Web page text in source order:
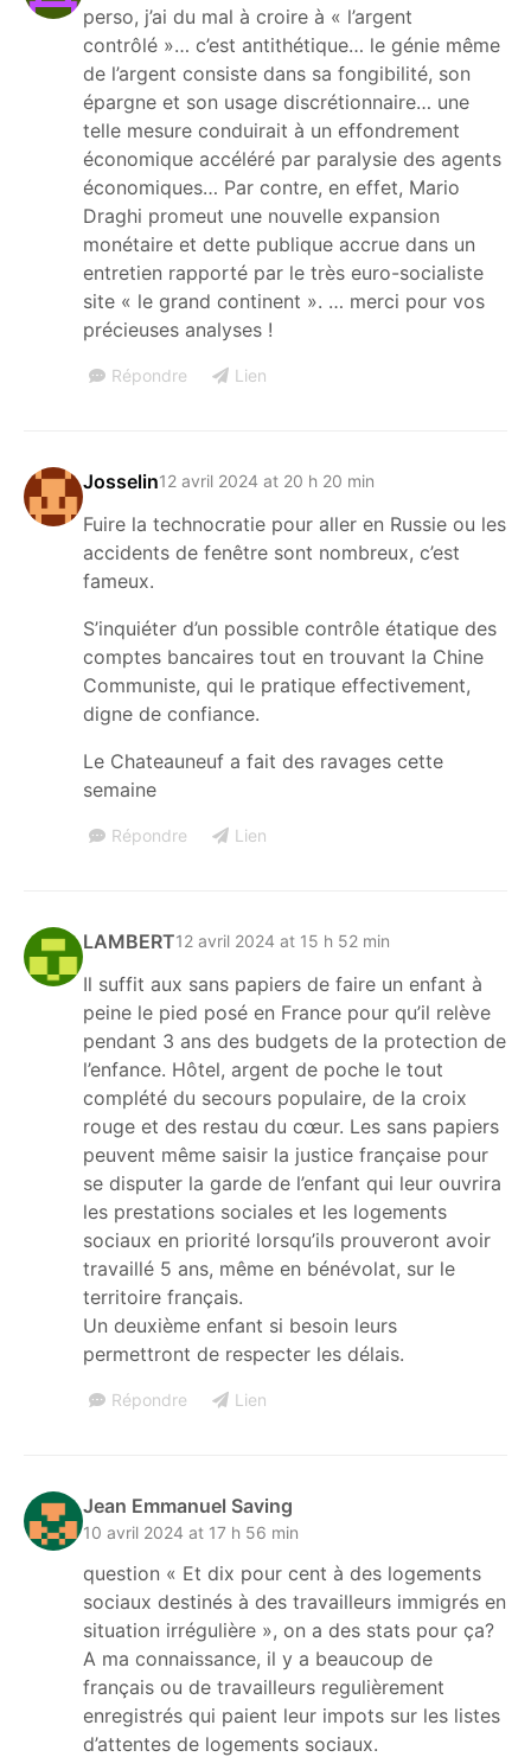
perso, j’ai du mal à croire à « l’argent
contrôlé »… c’est antithétique… le génie même
de l’argent consiste dans sa fongibilité, son
épargne et son usage discrétionnaire… une
telle mesure conduirait à un effondrement
économique accéléré par paralysie des agents
économiques… Par contre, en effet, Mario
Draghi promeut une nouvelle expansion
monétaire et dette publique accrue dans un
entretien rapporté par le très euro-socialiste
site « le grand continent ». … merci pour vos
précieuses analyses !
Répondre Lien
Josselin12 avril 2024 at 20 h 20 min
Fuire la technocratie pour aller en Russie ou les
accidents de fenêtre sont nombreux, c’est
fameux.
S’inquiéter d’un possible contrôle étatique des
comptes bancaires tout en trouvant la Chine
Communiste, qui le pratique effectivement,
digne de confiance.
Le Chateauneuf a fait des ravages cette
semaine
Répondre Lien
LAMBERT12 avril 2024 at 15 h 52 min
Il suffit aux sans papiers de faire un enfant à
peine le pied posé en France pour qu’il relève
pendant 3 ans des budgets de la protection de
l’enfance. Hôtel, argent de poche le tout
complété du secours populaire, de la croix
rouge et des restau du cœur. Les sans papiers
peuvent même saisir la justice française pour
se disputer la garde de l’enfant qui leur ouvrira
les prestations sociales et les logements
sociaux en priorité lorsqu’ils prouveront avoir
travaillé 5 ans, même en bénévolat, sur le
territoire français.
Un deuxième enfant si besoin leurs
permettront de respecter les délais.
Répondre Lien
Jean Emmanuel Saving
10 avril 2024 at 17 h 56 min
question « Et dix pour cent à des logements
sociaux destinés à des travailleurs immigrés en
situation irrégulière », on a des stats pour ça?
A ma connaissance, il y a beaucoup de
français ou de travailleurs regulièrement
enregistrés qui paient leur impots sur les listes
d’attentes de logements sociaux.